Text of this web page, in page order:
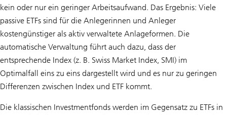
kein oder nur ein geringer Arbeitsaufwand. Das Ergebnis: Viele
passive ETFs sind für die Anlegerinnen und Anleger
kostengünstiger als aktiv verwaltete Anlageformen. Die
automatische Verwaltung führt auch dazu, dass der
entsprechende Index (z. B. Swiss Market Index, SMI) im
Optimalfall eins zu eins dargestellt wird und es nur zu geringen
Differenzen zwischen Index und ETF kommt.
Die klassischen Investmentfonds werden im Gegensatz zu ETFs in